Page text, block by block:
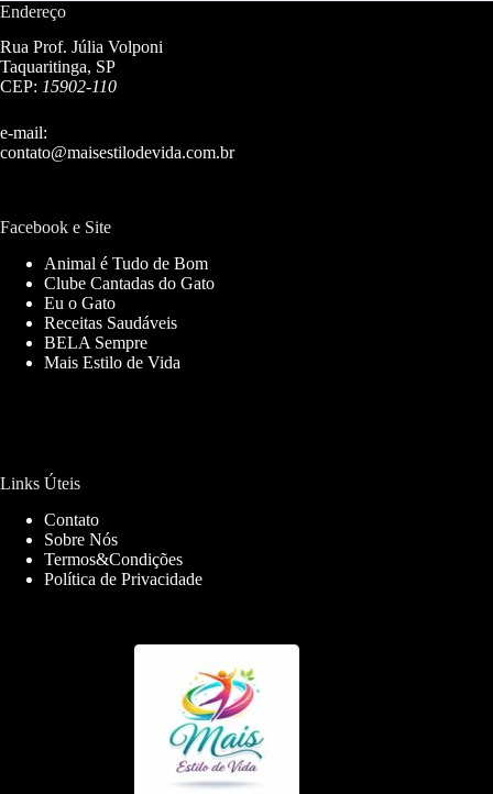
Endereço
Rua Prof. Júlia Volponi
Taquaritinga, SP
CEP: 15902-110
e-mail:
contato@maisestilodevida.com.br
Facebook e Site
Animal é Tudo de Bom
Clube Cantadas do Gato
Eu o Gato
Receitas Saudáveis
BELA Sempre
Mais Estilo de Vida
Links Úteis
Contato
Sobre Nós
Termos&Condições
Política de Privacidade